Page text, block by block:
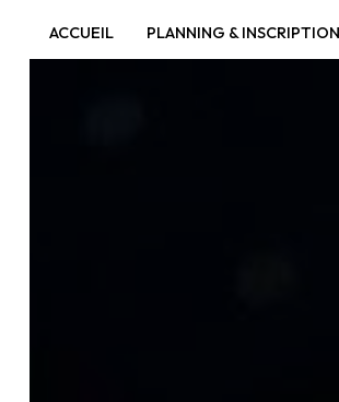
ACCUEIL PLANNING & INSCRIPTION